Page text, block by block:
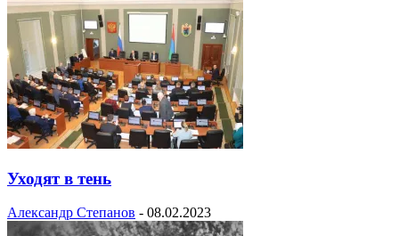
Уходят в тень
Александр Степанов - 08.02.2023